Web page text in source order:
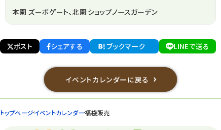
トップページイベントカレンダー福袋販売
本園 ズーボゲート、北園 ショップノースガーデン
ポスト シェアする ブックマーク LINEで送る
イベントカレンダーに戻る